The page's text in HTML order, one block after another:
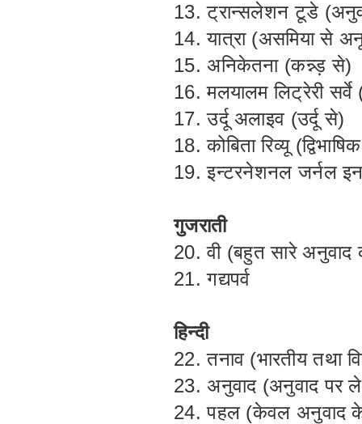
13. ट्रान्सलेशन टूडे
14. यात्रा (असमिया से
15. अनिकेतना (कन्न्ड़ से)
16. मलयालम लिट्रेरी
17. उर्दू अलाइव (उर्दू से)
18. कोबिता रिव्यू
19. इन्टरनेशनल जर्नल
गुजराती
20. वी (बहुत सारे अनुवाद
21. गद्यपर्व
हिन्दी
22. तनाव (भारतीय तथा
23. अनुवाद (अनुवाद पर
24. पहल (केवल अनुवाद के